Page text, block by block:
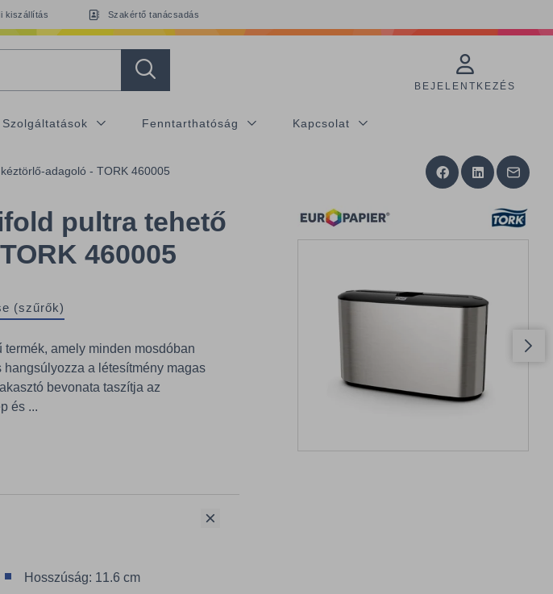
kiszállítás Szakértő tanácsadás
BEJELENTKEZÉS
Szolgáltatások Fenntarthatóság Kapcsolat
adagoló - TORK 460005
pultra tehető
460005
(szűrők)
amely minden mosdóban
a létesítmény magas
bevonata taszítja az
és ...
Hosszúság: 11.6 cm